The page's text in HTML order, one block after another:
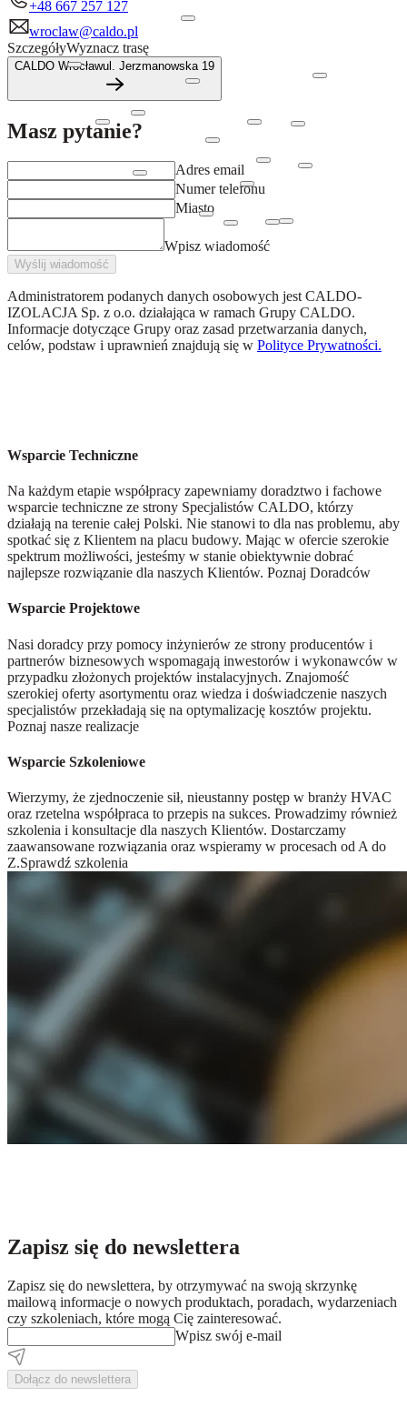
+48 667 257 127
wroclaw@caldo.pl
SzczegółyWyznacz trasę
CALDO Wrocławul. Jerzmanowska 19
Masz pytanie?
Adres email
Numer telefonu
Miasto
Wpisz wiadomość
Wyślij wiadomość
Administratorem podanych danych osobowych jest CALDO-
IZOLACJA Sp. z o.o. działająca w ramach Grupy CALDO.
Informacje dotyczące Grupy oraz zasad przetwarzania danych,
celów, podstaw i uprawnień znajdują się w Polityce Prywatności.
Wsparcie Techniczne
Na każdym etapie współpracy zapewniamy doradztwo i fachowe
wsparcie techniczne ze strony Specjalistów CALDO, którzy
działają na terenie całej Polski. Nie stanowi to dla nas problemu, aby
spotkać się z Klientem na placu budowy. Mając w ofercie szerokie
spektrum możliwości, jesteśmy w stanie obiektywnie dobrać
najlepsze rozwiązanie dla naszych Klientów. Poznaj Doradców
Wsparcie Projektowe
Nasi doradcy przy pomocy inżynierów ze strony producentów i
partnerów biznesowych wspomagają inwestorów i wykonawców w
przypadku złożonych projektów instalacyjnych. Znajomość
szerokiej oferty asortymentu oraz wiedza i doświadczenie naszych
specjalistów przekładają się na optymalizację kosztów projektu.
Poznaj nasze realizacje
Wsparcie Szkoleniowe
Wierzymy, że zjednoczenie sił, nieustanny postęp w branży HVAC
oraz rzetelna współpraca to przepis na sukces. Prowadzimy również
szkolenia i konsultacje dla naszych Klientów. Dostarczamy
zaawansowane rozwiązania oraz wspieramy w procesach od A do
Z.Sprawdź szkolenia
Zapisz się do newslettera
Zapisz się do newslettera, by otrzymywać na swoją skrzynkę
mailową informacje o nowych produktach, poradach, wydarzeniach
czy szkoleniach, które mogą Cię zainteresować.
Wpisz swój e-mail
Dołącz do newslettera